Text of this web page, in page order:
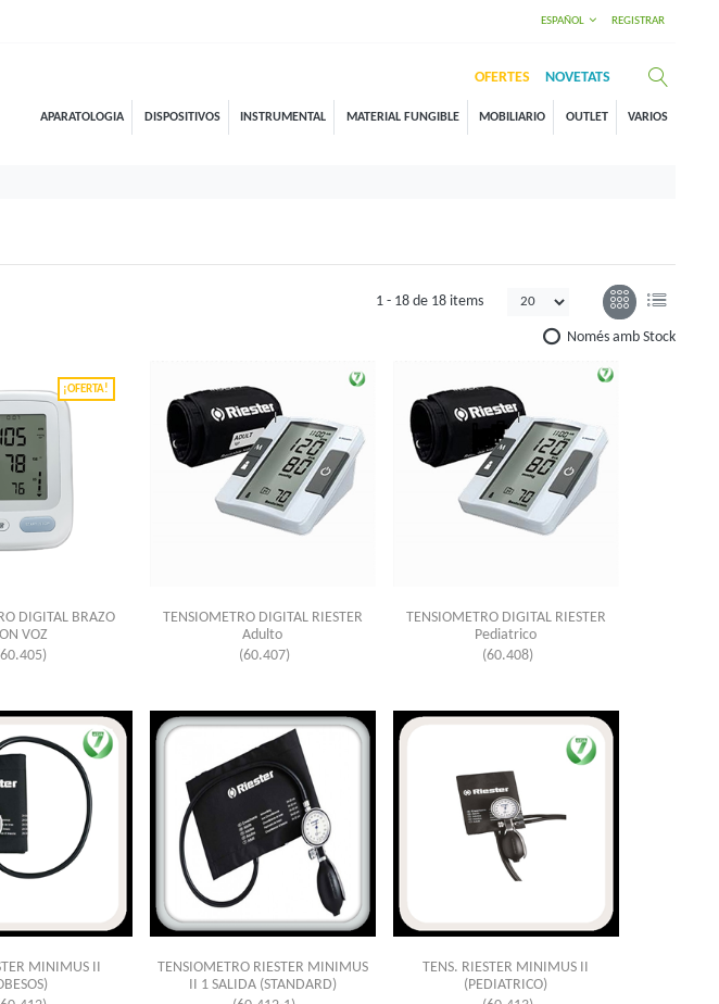
ESPAÑOL REGISTRAR
OFERTES NOVETATS
APARATOLOGIA DISPOSITIVOS INSTRUMENTAL MATERIAL FUNGIBLE MOBILIARIO OUTLET VARIOS
1 - 18 de 18 items
Només amb Stock
¡OFERTA!
DIGITAL BRAZO
VOZ
TENSIOMETRO DIGITAL RIESTER
Adulto
(60.407)
TENSIOMETRO DIGITAL RIESTER
Pediatrico
(60.408)
MINIMUS II
TENSIOMETRO RIESTER MINIMUS
II 1 SALIDA (STANDARD)
TENS. RIESTER MINIMUS II
(PEDIATRICO)